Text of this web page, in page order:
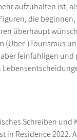
aufzuhalten ist,
die
überhaupt
)Tourismus
feinfühligen
Schreiben
in Residence